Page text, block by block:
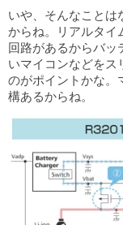
いや、そんなことは
からね。リアルタイ
回路があるからバッ
いマイコンなどをス
のがポイントかな。
構あるからね。